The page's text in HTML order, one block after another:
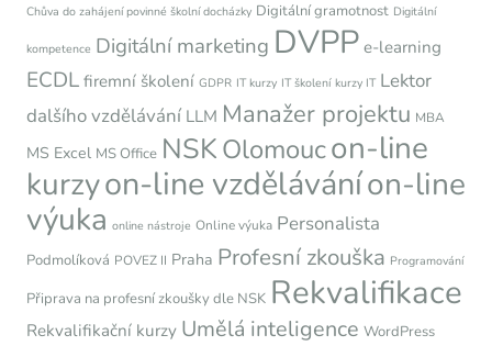
Chůva do zahájení povinné školní docházky Digitální gramotnost Digitální
kompetence Digitální marketing DVPP e-learning
ECDL firemní školení GDPR IT kurzy IT školení kurzy IT Lektor
dalšího vzdělávání LLM Manažer projektu MBA
MS Excel MS Office NSKOlomoucon-line
kurzyon-line vzděláváníon-line
výuka online nástroje Online výuka Personalista
Podmolíková POVEZ II Praha Profesní zkouška Programování
Připrava na profesní zkoušky dle NSK Rekvalifikace
Rekvalifikační kurzy Umělá inteligence WordPress